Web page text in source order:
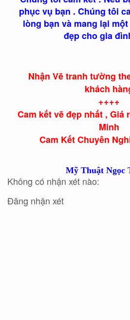
phục vụ bạn . Chúng tôi
lòng bạn và mang lại
đẹp cho gia
Nhận Vẽ tranh tường
khách
++++
Cam kết vẽ đẹp nhất , Giá
Minh
Cam Kết Chuyên
Mỹ Thuật Ngọc
Không có nhận xét nào:
Đăng nhận xét